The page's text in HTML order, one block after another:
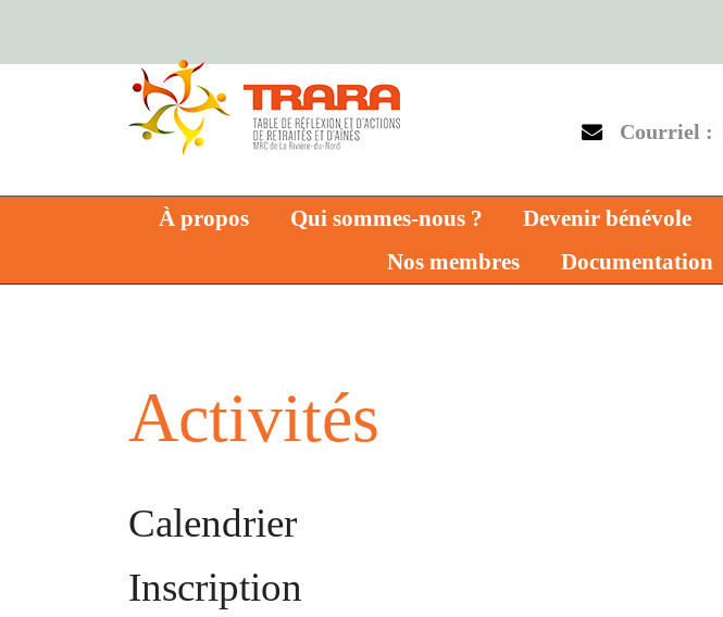
Courriel :
À propos Qui sommes-nous ? Devenir bénévole
Nos membres
Documentation
Activités
Calendrier
Inscription